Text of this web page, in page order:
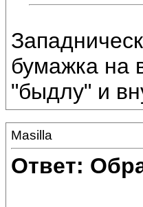
бумажка на
"быдлу" и
Masilla
Ответ: